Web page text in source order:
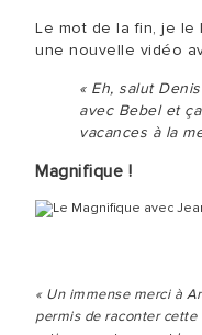
Le mot de la fin, je le
une nouvelle vidéo
« Eh, salut
avec Bebel et
vacances à la
Magnifique !
« Un immense merci à
permis de raconter